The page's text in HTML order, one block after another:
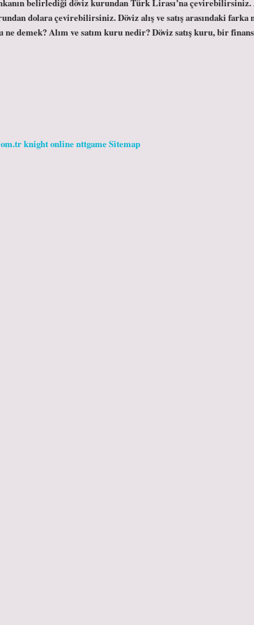
dolara çevirebilirsiniz. Döviz alış ve satış arasındaki farka
ne demek? Alım ve satım kuru nedir? Döviz satış kuru, bir finans
knight onlinenttgameSitemap